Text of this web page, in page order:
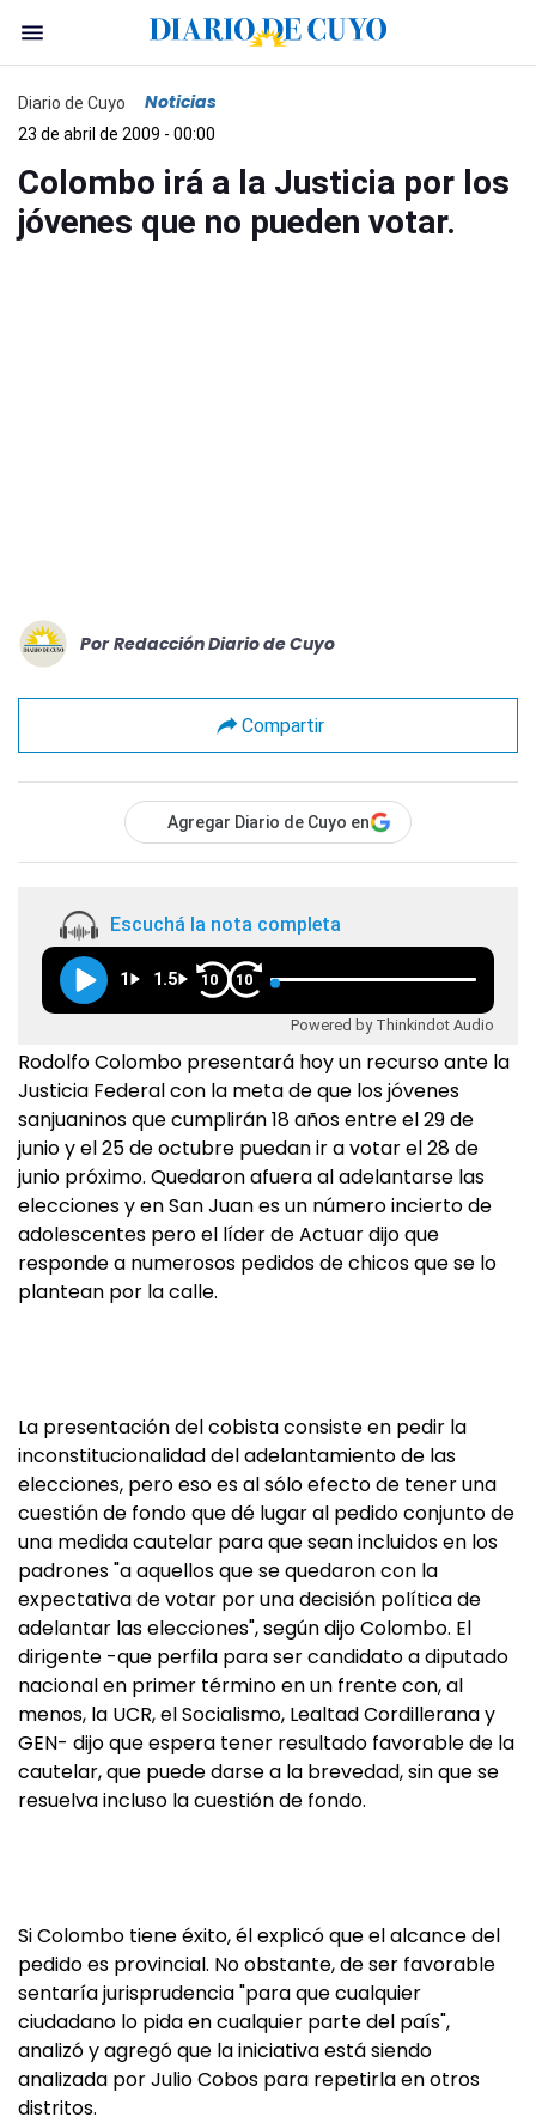
Diario de Cuyo Noticias
23 de abril de 2009 - 00:00
Colombo irá a la Justicia por los
jóvenes que no pueden votar.
Por Redacción Diario de Cuyo
Compartir
Agregar Diario de Cuyo en
Escuchá la nota completa
1 1.5 10 10
Powered by Thinkindot Audio
Rodolfo Colombo presentará hoy un recurso ante la
Justicia Federal con la meta de que los jóvenes
sanjuaninos que cumplirán 18 años entre el 29 de
junio y el 25 de octubre puedan ir a votar el 28 de
junio próximo. Quedaron afuera al adelantarse las
elecciones y en San Juan es un número incierto de
adolescentes pero el líder de Actuar dijo que
responde a numerosos pedidos de chicos que se lo
plantean por la calle.
La presentación del cobista consiste en pedir la
inconstitucionalidad del adelantamiento de las
elecciones, pero eso es al sólo efecto de tener una
cuestión de fondo que dé lugar al pedido conjunto de
una medida cautelar para que sean incluidos en los
padrones "a aquellos que se quedaron con la
expectativa de votar por una decisión política de
adelantar las elecciones", según dijo Colombo. El
dirigente -que perfila para ser candidato a diputado
nacional en primer término en un frente con, al
menos, la UCR, el Socialismo, Lealtad Cordillerana y
GEN- dijo que espera tener resultado favorable de la
cautelar, que puede darse a la brevedad, sin que se
resuelva incluso la cuestión de fondo.
Si Colombo tiene éxito, él explicó que el alcance del
pedido es provincial. No obstante, de ser favorable
sentaría jurisprudencia "para que cualquier
ciudadano lo pida en cualquier parte del país",
analizó y agregó que la iniciativa está siendo
analizada por Julio Cobos para repetirla en otros
distritos.